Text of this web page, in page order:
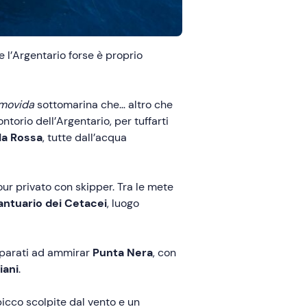
l’Argentario forse è proprio
sottomarina che… altro che
dell’Argentario, per tuffarti
Rossa, tutte dall’acqua
privato con skipper. Tra le mete
dei Cetacei, luogo
ad ammirar Punta Nera, con
.
scolpite dal vento e un